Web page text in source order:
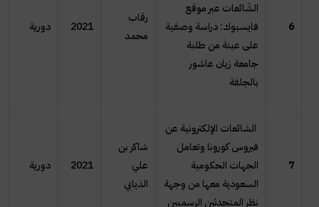
6
الشَائعات عبر موقع
فايسبوك: دراسة وصفية
على عينة من طلبة
جامعة زيان عاشور
بالجلفة
رقاب
محمد
2021 دورية
7
الشائعات الإلكترونية عن
فيروس كورونا وتعامل
الجهات الحكومية
السعودية معها من وجهة
نظر المتحدثين الرسميين
شاكر بن
علي
الذيابي
2021 دورية